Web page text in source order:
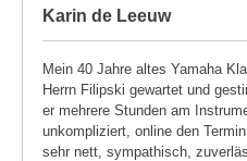
Karin de Leeuw
Mein 40 Jahre altes Yamaha
Herrn Filipski gewartet und
er mehrere Stunden am
unkompliziert, online den
sehr nett, sympathisch,